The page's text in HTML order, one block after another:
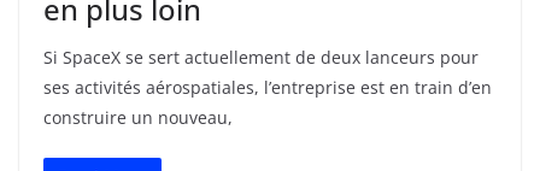
en plus loin
Si SpaceX se sert actuellement de deux lanceurs pour
ses activités aérospatiales, l’entreprise est en train d’en
construire un nouveau,